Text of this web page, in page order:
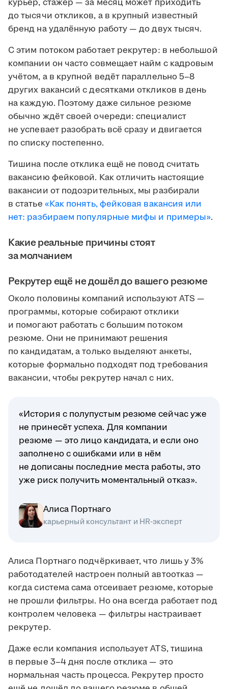
курьер, стажёр — за месяц может приходить
до тысячи откликов, а в крупный известный
бренд на удалённую работу — до двух тысяч.
С этим потоком работает рекрутер: в небольшой
компании он часто совмещает найм с кадровым
учётом, а в крупной ведёт параллельно 5–8
других вакансий с десятками откликов в день
на каждую. Поэтому даже сильное резюме
обычно ждёт своей очереди: специалист
не успевает разобрать всё сразу и двигается
по списку постепенно.
Тишина после отклика ещё не повод считать
вакансию фейковой. Как отличить настоящие
вакансии от подозрительных, мы разбирали
в статье «Как понять, фейковая вакансия или
нет: разбираем популярные мифы и примеры».
Какие реальные причины стоят
за молчанием
Рекрутер ещё не дошёл до вашего резюме
Около половины компаний используют ATS —
программы, которые собирают отклики
и помогают работать с большим потоком
резюме. Они не принимают решения
по кандидатам, а только выделяют анкеты,
которые формально подходят под требования
вакансии, чтобы рекрутер начал с них.
«История с полупустым резюме сейчас уже
не принесёт успеха. Для компании
резюме — это лицо кандидата, и если оно
заполнено с ошибками или в нём
не дописаны последние места работы, это
уже риск получить моментальный отказ».
Алиса Портнаго
карьерный консультант и HR-эксперт
Алиса Портнаго подчёркивает, что лишь у 3%
работодателей настроен полный автоотказ —
когда система сама отсеивает резюме, которые
не прошли фильтры. Но она всегда работает под
контролем человека — фильтры настраивает
рекрутер.
Даже если компания использует ATS, тишина
в первые 3–4 дня после отклика — это
нормальная часть процесса. Рекрутер просто